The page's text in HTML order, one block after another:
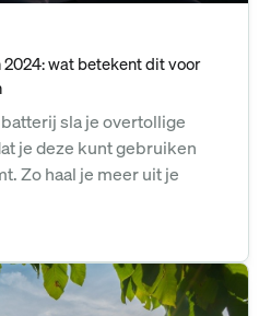
wat betekent dit voor
sla je overtollige
je deze kunt gebruiken
Zo haal je meer uit je